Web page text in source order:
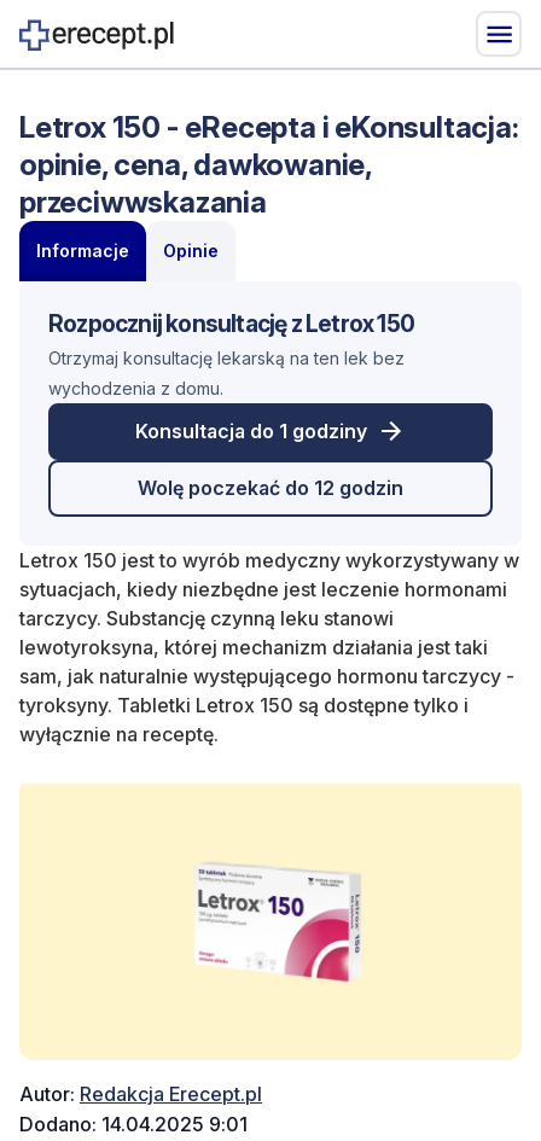
Letrox 150 - eRecepta i eKonsultacja:
opinie, cena, dawkowanie,
przeciwwskazania
Informacje Opinie
Rozpocznij konsultację z Letrox 150
Otrzymaj konsultację lekarską na ten lek bez
wychodzenia z domu.
Konsultacja do 1 godziny
Wolę poczekać do 12 godzin
Letrox 150 jest to wyrób medyczny wykorzystywany w
sytuacjach, kiedy niezbędne jest leczenie hormonami
tarczycy. Substancję czynną leku stanowi
lewotyroksyna, której mechanizm działania jest taki
sam, jak naturalnie występującego hormonu tarczycy -
tyroksyny. Tabletki Letrox 150 są dostępne tylko i
wyłącznie na receptę.
Autor: Redakcja Erecept.pl
Dodano: 14.04.2025 9:01